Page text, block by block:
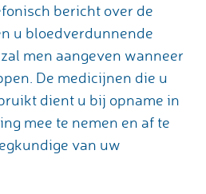
bericht over de
u bloedverdunnende
men aangeven wanneer
De medicijnen die u
dient u bij opname in
mee te nemen en af te
van uw